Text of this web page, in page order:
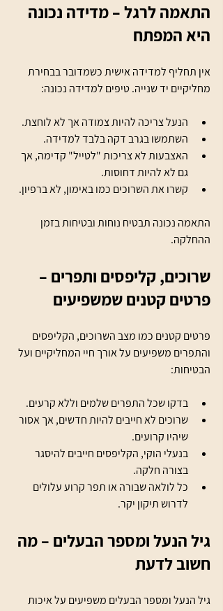
התאמה לרגל – מדידה נכונה
היא המפתח
אין תחליף למדידה אישית כשמדובר בבחירת
מחליקיים יד שנייה. טיפים למדידה נכונה:
הנעל צריכה להיות צמודה אך לא לוחצת.
השתמשו בגרב דקה בלבד למדידה.
האצבעות לא צריכות "לטייל" קדימה, אך
גם לא להיות דחוסות.
קשרו את השרוכים כמו באימון, לא ברפיון.
התאמה נכונה תבטיח נוחות ובטיחות בזמן
ההחלקה.
שרוכים, קליפסים ותפרים –
פרטים קטנים שמשפיעים
פרטים קטנים כמו מצב השרוכים, הקליפסים
והתפרים משפיעים על אורך חיי המחליקיים ועל
הבטיחות:
בדקו שכל התפרים שלמים וללא קרעים.
שרוכים לא חייבים להיות חדשים, אך אסור
שיהיו קרועים.
בנעלי הוקי, הקליפסים חייבים להיסגר
בצורה חלקה.
כל לולאה שבורה או תפר קרוע עלולים
לדרוש תיקון יקר.
גיל הנעל ומספר הבעלים – מה
חשוב לדעת
גיל הנעל ומספר הבעלים משפיעים על איכות